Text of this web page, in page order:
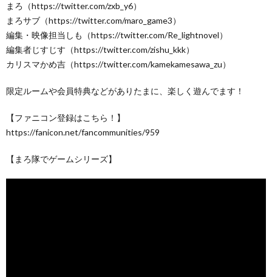
まろ（https://twitter.com/zxb_y6）
まろサブ（https://twitter.com/maro_game3）
編集・映像担当しも（https://twitter.com/Re_lightnovel）
編集者じすじす（https://twitter.com/zishu_kkk）
カリスマかめ吉（https://twitter.com/kamekamesawa_zu）
限定ルームや会員特典などがありたまに、楽しく遊んでます！
【ファニコン登録はこちら！】
https://fanicon.net/fancommunities/959
【まろ隊でゲームシリーズ】